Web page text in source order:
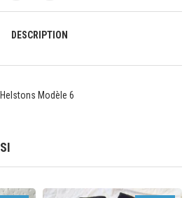
DESCRIPTION
Modèle 6